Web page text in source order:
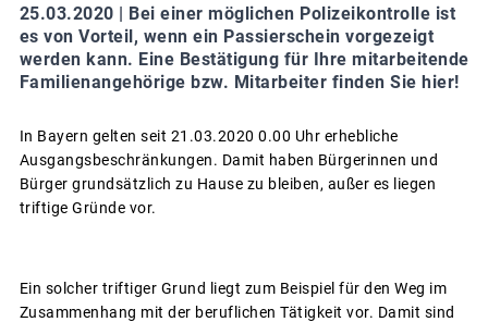
25.03.2020 | Bei einer möglichen Polizeikontrolle ist
es von Vorteil, wenn ein Passierschein vorgezeigt
werden kann. Eine Bestätigung für Ihre mitarbeitende
Familienangehörige bzw. Mitarbeiter finden Sie hier!
In Bayern gelten seit 21.03.2020 0.00 Uhr erhebliche
Ausgangsbeschränkungen. Damit haben Bürgerinnen und
Bürger grundsätzlich zu Hause zu bleiben, außer es liegen
triftige Gründe vor.
Ein solcher triftiger Grund liegt zum Beispiel für den Weg im
Zusammenhang mit der beruflichen Tätigkeit vor. Damit sind